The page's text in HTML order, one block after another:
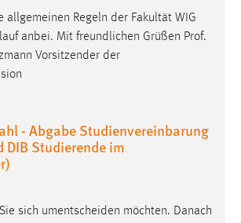
allgemeinen Regeln der Fakultät WIG
anbei. Mit freundlichen Grüßen Prof.
Vorsitzender der
- Abgabe Studienvereinbarung
DIB Studierende im
sich umentscheiden möchten. Danach
ist notwendig um sich an der Website